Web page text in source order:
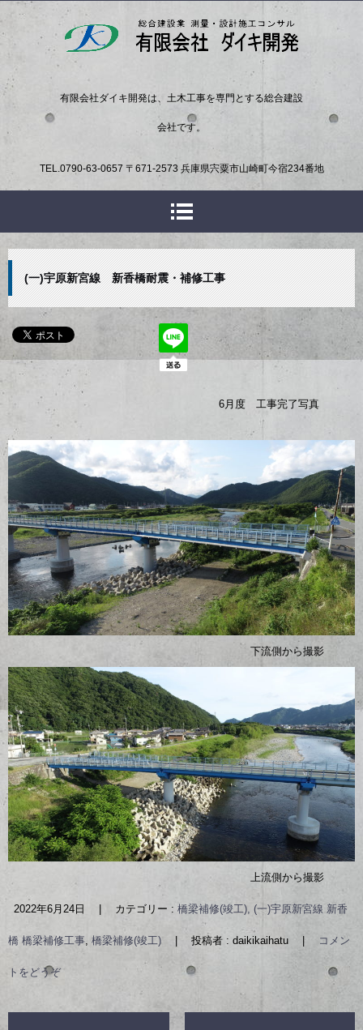
有限会社ダイキ開発は、土木工事を専門とする総合建設
会社です。
TEL. 0790-63-0657 〒671-2573 兵庫県宍粟市山崎町今宿234番地
(一)宇原新宮線 新香橋耐震・補修工事
6月度 工事完了写真
下流側から撮影
上流側から撮影
2022年6月24日 カテゴリー : 橋梁補修(竣工), (一)宇原新宮線 新香
橋 橋梁補修工事, 橋梁補修(竣工) 投稿者 : daikikaihatu コメン
トをどうぞ